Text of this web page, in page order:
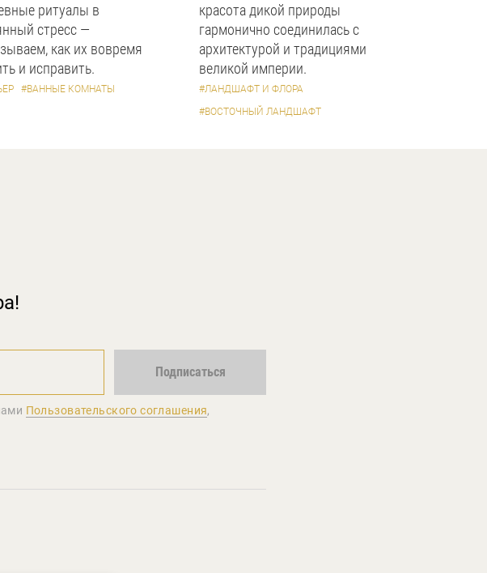
ритуалы в
стресс —
как их вовремя
и исправить.
#ВАННЫЕ КОМНАТЫ
красота дикой природы
гармонично соединилась с
архитектурой и традициями
великой империи.
#ЛАНДШАФТ И ФЛОРА
#ВОСТОЧНЫЙ ЛАНДШАФТ
Подписаться
Пользовательского соглашения,